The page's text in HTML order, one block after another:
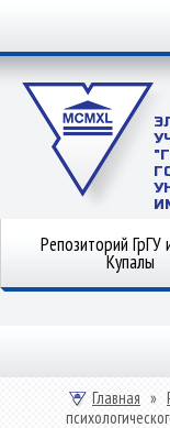
Репозиторий ГрГУ
Купалы
Главная »